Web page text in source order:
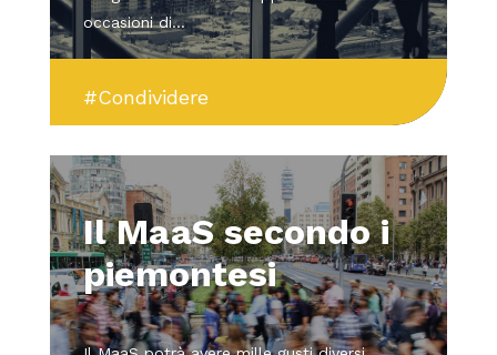
#Condividere
occasioni di...
Il MaaS secondo i
piemontesi